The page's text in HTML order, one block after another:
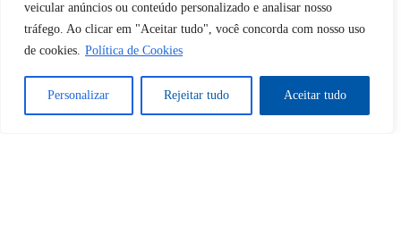
veicular anúncios ou conteúdo personalizado e analisar nosso
tráfego. Ao clicar em "Aceitar tudo", você concorda com nosso uso
de cookies. Política de Cookies
Personalizar Rejeitar tudo Aceitar tudo